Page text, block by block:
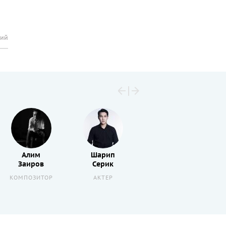
Алим
Заиров
КОМПОЗИТОР
Шарип
Серик
АКТЕР